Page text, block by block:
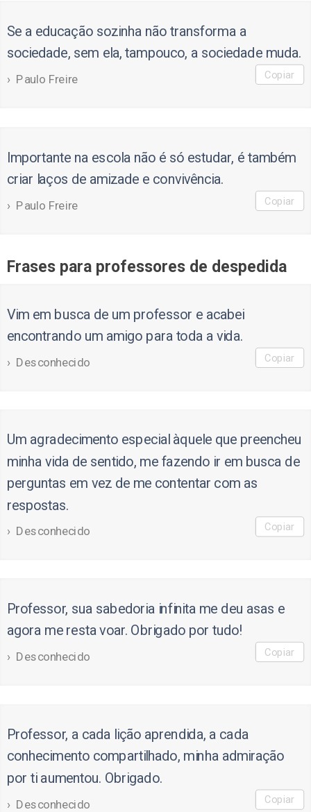
Se a educação sozinha não transforma a
sociedade, sem ela, tampouco, a sociedade muda.
Paulo Freire Copiar
Importante na escola não é só estudar, é também
criar laços de amizade e convivência.
Paulo Freire Copiar
Frases para professores de despedida
Vim em busca de um professor e acabei
encontrando um amigo para toda a vida.
Desconhecido Copiar
Um agradecimento especial àquele que preencheu
minha vida de sentido, me fazendo ir em busca de
perguntas em vez de me contentar com as
respostas.
Desconhecido Copiar
Professor, sua sabedoria infinita me deu asas e
agora me resta voar. Obrigado por tudo!
Desconhecido Copiar
Professor, a cada lição aprendida, a cada
conhecimento compartilhado, minha admiração
por ti aumentou. Obrigado.
Desconhecido Copiar